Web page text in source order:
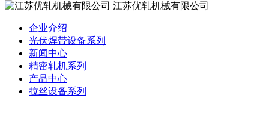
江苏优轧机械有限公司
企业介绍
光伏焊带设备系列
新闻中心
精密轧机系列
产品中心
拉丝设备系列